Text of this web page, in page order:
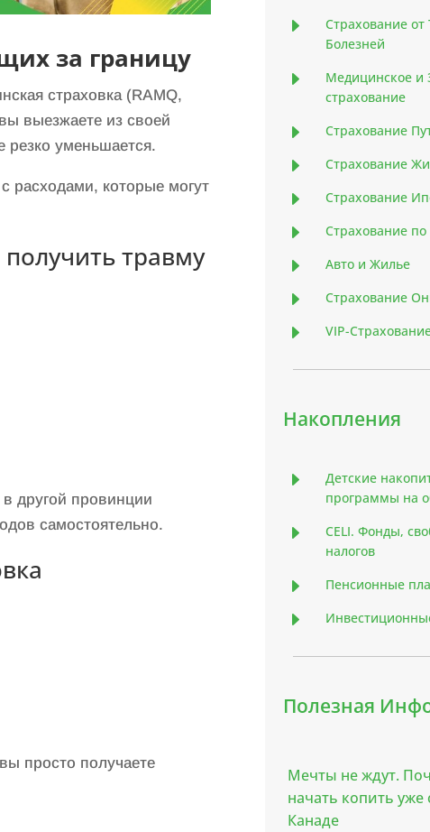
за границу
страховка (RAMQ,
выезжаете из своей
уменьшается.
расходами, которые могут
травму
другой провинции
самостоятельно.
просто получаете
E
Страхование
Болезней
E
Медицинское и
страхование
E Страхование
E Страхование
E Страхование
E Страхование
E Авто и Жилье
E Страхование
E VIP-
Накопления
E
Детские
программы на
E
CELI. Фонды,
налогов
E Пенсионные
E
Полезная
Мечты не ждут.
начать копить уже
Канаде